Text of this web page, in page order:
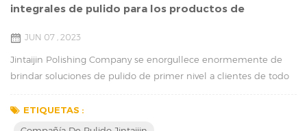
integrales de pulido para los productos de
JUN 07 , 2023
Jintaijin Polishing Company se enorgullece enormemente de
brindar soluciones de pulido de primer nivel a clientes de todo
nuestro estimado cliente, David, de India, a abordar sus
requisitos de pulido para sus productos de dispositivos médicos.
ETIQUETAS :